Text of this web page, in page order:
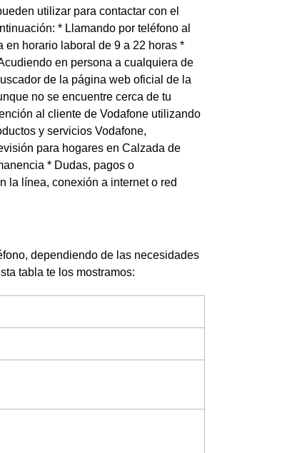
utilizar para contactar con el
* Llamando por teléfono al
horario laboral de 9 a 22 horas *
en persona a cualquiera de
de la página web oficial de la
no se encuentre cerca de tu
al cliente de Vodafone utilizando
y servicios Vodafone,
para hogares en Calzada de
* Dudas, pagos o
la línea, conexión a internet o red
dependiendo de las necesidades
tabla te los mostramos: